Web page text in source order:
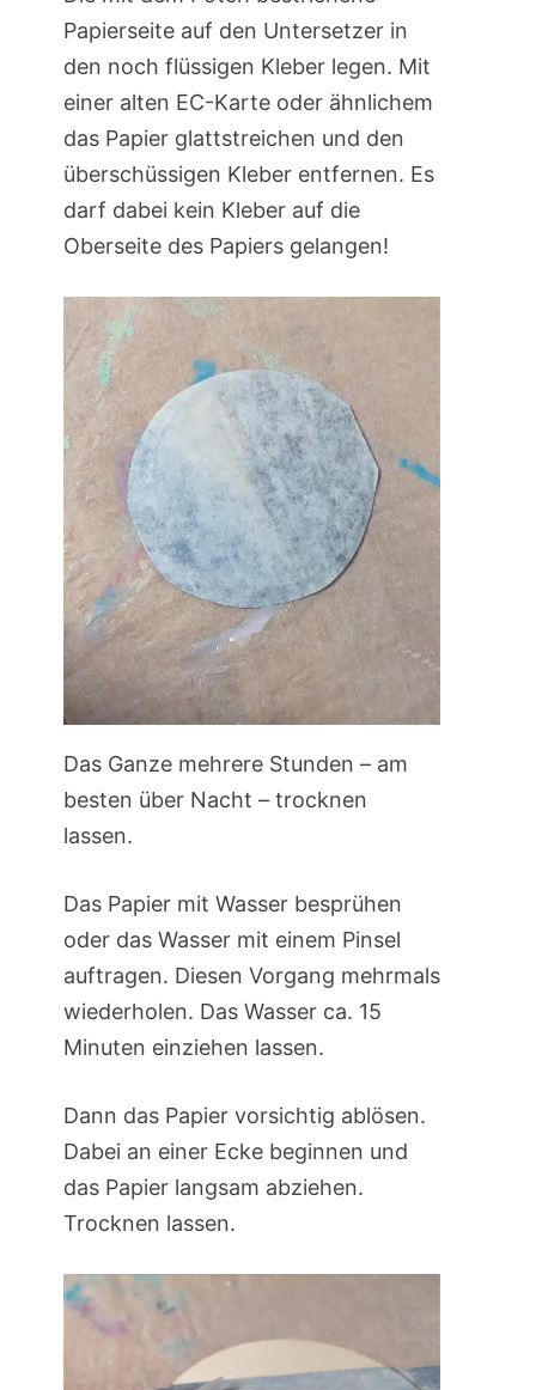
Papierseite auf den Untersetzer in
den noch flüssigen Kleber legen. Mit
einer alten EC-Karte oder ähnlichem
das Papier glattstreichen und den
überschüssigen Kleber entfernen. Es
darf dabei kein Kleber auf die
Oberseite des Papiers gelangen!
Das Ganze mehrere Stunden – am
besten über Nacht – trocknen
lassen.
Das Papier mit Wasser besprühen
oder das Wasser mit einem Pinsel
auftragen. Diesen Vorgang mehrmals
wiederholen. Das Wasser ca. 15
Minuten einziehen lassen.
Dann das Papier vorsichtig ablösen.
Dabei an einer Ecke beginnen und
das Papier langsam abziehen.
Trocknen lassen.